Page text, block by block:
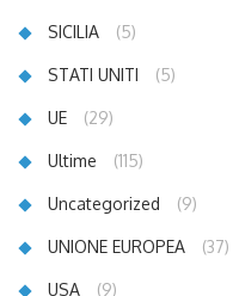
SICILIA (5)
STATI UNITI (5)
UE (29)
Ultime (115)
Uncategorized (9)
UNIONE EUROPEA (37)
USA (9)